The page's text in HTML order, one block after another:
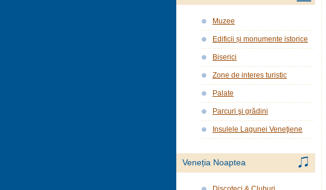
Muzee
Edificii și monumente istorice
Biserici
Zone de interes turistic
Palate
Parcuri şi grădini
Insulele Lagunei Veneţiene
Veneția Noaptea